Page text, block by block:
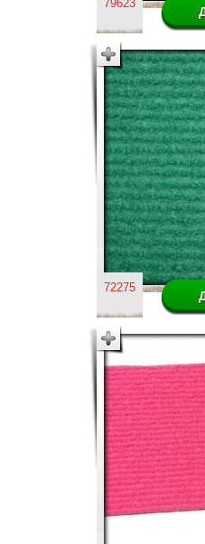
79623
72275